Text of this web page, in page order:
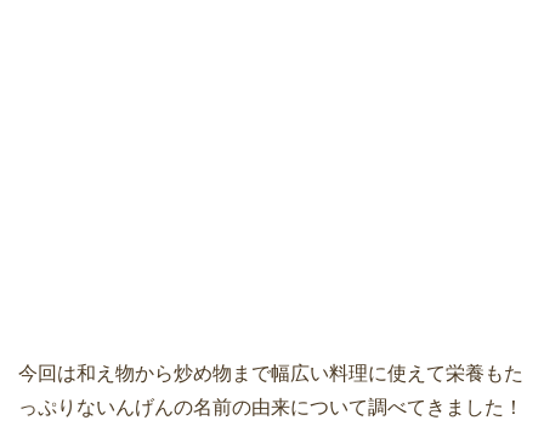
今回は和え物から炒め物まで幅広い料理に使えて栄養もた
っぷりないんげんの名前の由来について調べてきました！